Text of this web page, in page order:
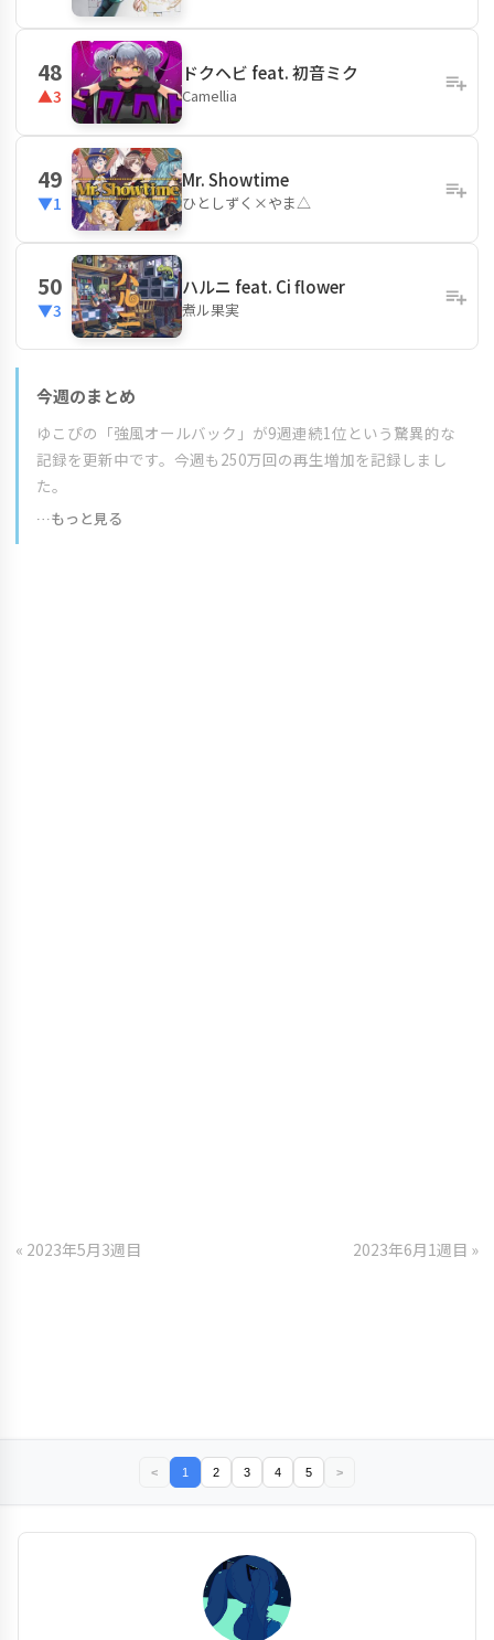
48
▲3
ドクヘビ feat. 初音ミク
Camellia
49
▼1
Mr. Showtime
ひとしずく×やま△
50
▼3
ハルニ feat. Ci flower
煮ル果実
今週のまとめ
ゆこぴの「強風オールバック」が9週連続1位という驚異的な
記録を更新中です。今週も250万回の再生増加を記録しまし
た。
…もっと見る
« 2023年5月3週目 2023年6月1週目 »
< 1 2 3 4 5 >